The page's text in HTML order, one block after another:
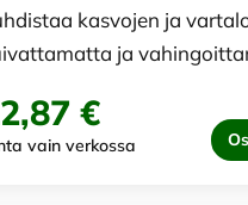
kasvojen ja
ja
€
vain verkossa